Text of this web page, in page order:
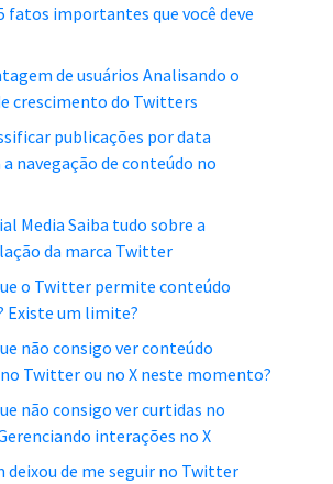
fatos importantes que você deve
de usuários Analisando o
crescimento do Twitters
publicações por data
navegação de conteúdo no
Media Saiba tudo sobre a
da marca Twitter
o Twitter permite conteúdo
Existe um limite?
não consigo ver conteúdo
Twitter ou no X neste momento?
não consigo ver curtidas no
interações no X
deixou de me seguir no Twitter